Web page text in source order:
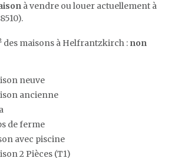
à vendre ou louer actuellement à
des maisons à Helfrantzkirch : non
neuve
ancienne
de ferme
avec piscine
2 Pièces (T1)